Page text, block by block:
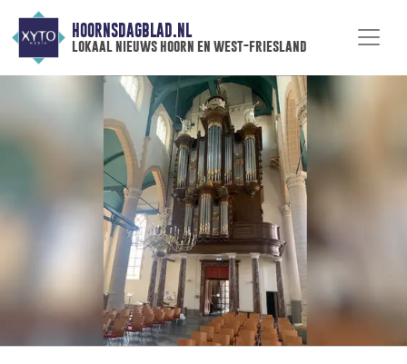
HOORNSDAGBLAD.NL
lokaal nieuws hoorn en west-friesland